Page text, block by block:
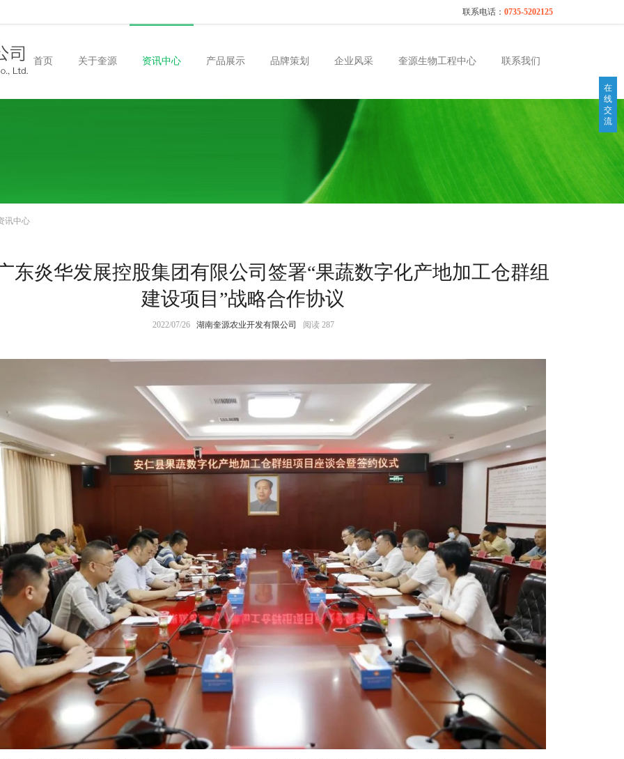
联系电话： 0735-5202125
首页 关于奎源 资讯中心 产品展示 品牌策划 企业风采 奎源生物工程中心 联系我们
讯中心
东炎华发展控股集团有限公司签署“果蔬数字化产地加工仓群组
建设项目”战略合作协议
2022/07/26 湖南奎源农业开发有限公司 阅读 287
在
线
交
流